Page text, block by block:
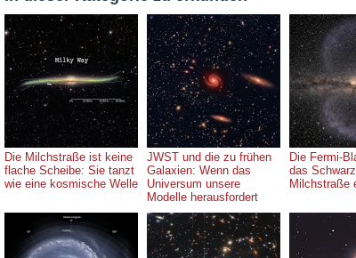
Die Milchstraße ist keine
flache Scheibe: Sie tanzt
wie eine kosmische Welle
JWST und die zu frühen
Galaxien: Wenn das
Universum unsere
Modelle herausfordert
Die Fermi-
das
Milchstraße